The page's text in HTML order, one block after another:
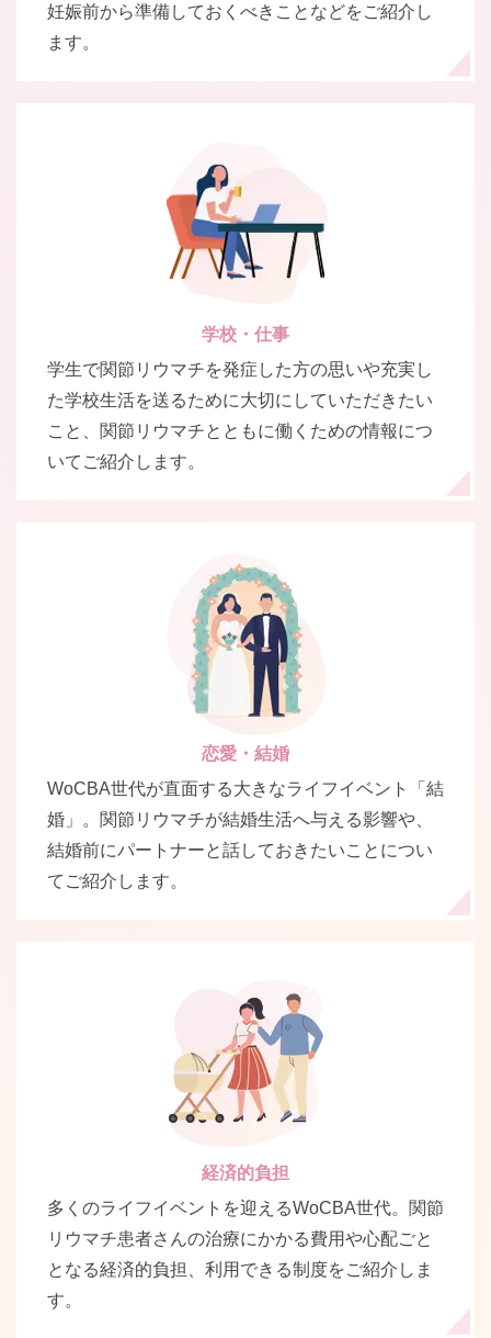
妊娠前から準備しておくべきことなどをご紹介し
ます。
学校・仕事
学生で関節リウマチを発症した方の思いや充実し
た学校生活を送るために大切にしていただきたい
こと、関節リウマチとともに働くための情報につ
いてご紹介します。
恋愛・結婚
WoCBA世代が直面する大きなライフイベント「結
婚」。関節リウマチが結婚生活へ与える影響や、
結婚前にパートナーと話しておきたいことについ
てご紹介します。
経済的負担
多くのライフイベントを迎えるWoCBA世代。関節
リウマチ患者さんの治療にかかる費用や心配ごと
となる経済的負担、利用できる制度をご紹介しま
す。